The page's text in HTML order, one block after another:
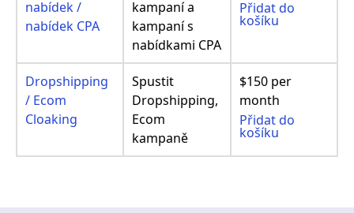
nabídek /
nabídek CPA
kampaní a
kampaní s
nabídkami CPA
Přidat do
košíku
Dropshipping
/ Ecom
Cloaking
Spustit
Dropshipping,
Ecom
kampaně
$150 per
month
Přidat do
košíku